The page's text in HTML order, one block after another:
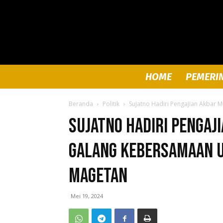
HOME
Beranda Politik Sujatno Hadiri Pengajian Akbar
Sujatno Hadiri
Galang Kebersamaan
Magetan
Mei 19, 2024